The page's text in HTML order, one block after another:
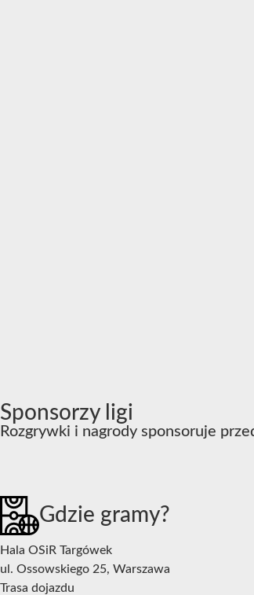
Sponsorzy ligi
Rozgrywki i nagrody sponsoruje
Gdzie gramy?
Hala OSiR Targówek
ul. Ossowskiego 25, Warszawa
Trasa dojazdu